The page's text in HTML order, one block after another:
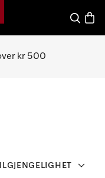
Søk
kr 500